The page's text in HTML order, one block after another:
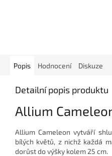
Popis Hodnocení Diskuze
Detailní popis produktu
Allium
Allium Cameleon vytváří
bílých květů, z nichž každá
dorůst do výšky kolem 25 cm.